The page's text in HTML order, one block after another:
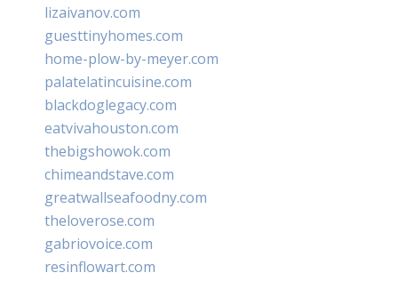
lizaivanov.com
guesttinyhomes.com
home-plow-by-meyer.com
palatelatincuisine.com
blackdoglegacy.com
eatvivahouston.com
thebigshowok.com
chimeandstave.com
greatwallseafoodny.com
theloverose.com
gabriovoice.com
resinflowart.com